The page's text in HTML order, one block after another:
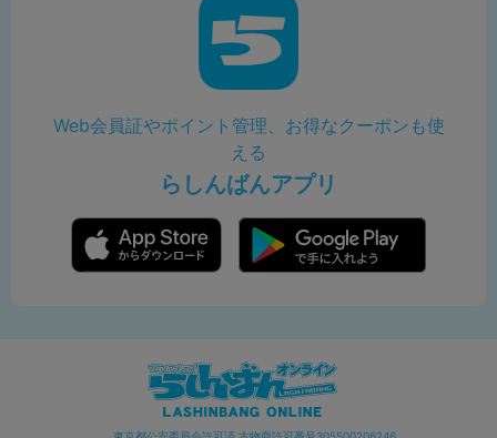
Web会員証やポイント管理、お得なクーポンも使
える
らしんばんアプリ